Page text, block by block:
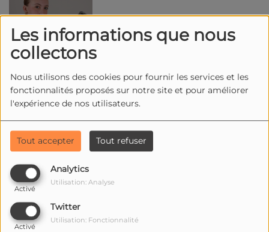
Les informations que nous
collectons
Nous utilisons des cookies pour fournir les services et les
fonctionnalités proposés sur notre site et pour améliorer
l'expérience de nos utilisateurs.
Tout accepter Tout refuser
Analytics
Activé
Utilisation: Analyse
Twitter
Activé
Utilisation: Fonctionnalité
LOU BEURIER